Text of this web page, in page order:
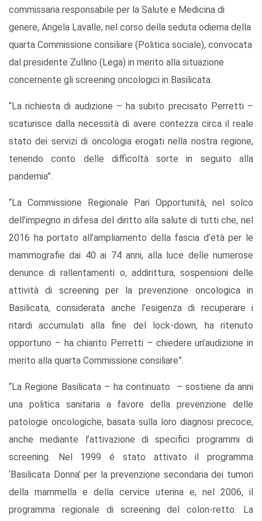
commissaria responsabile per la Salute e Medicina di
genere, Angela Lavalle, nel corso della seduta odierna della
quarta Commissione consiliare (Politica sociale), convocata
dal presidente Zullino (Lega) in merito alla situazione
concernente gli screening oncologici in Basilicata.
“La richiesta di audizione – ha subito precisato Perretti –
scaturisce dalla necessità di avere contezza circa il reale
stato dei servizi di oncologia erogati nella nostra regione,
tenendo conto delle difficoltà sorte in seguito alla
pandemia”.
“La Commissione Regionale Pari Opportunità, nel solco
dell’impegno in difesa del diritto alla salute di tutti che, nel
2016 ha portato all’ampliamento della fascia d’età per le
mammografie dai 40 ai 74 anni, alla luce delle numerose
denunce di rallentamenti o, addirittura, sospensioni delle
attività di screening per la prevenzione oncologica in
Basilicata, considerata anche l’esigenza di recuperare i
ritardi accumulati alla fine del lock-down, ha ritenuto
opportuno – ha chiarito Perretti – chiedere un’audizione in
merito alla quarta Commissione consiliare”.
“La Regione Basilicata – ha continuato – sostiene da anni
una politica sanitaria a favore della prevenzione delle
patologie oncologiche, basata sulla loro diagnosi precoce,
anche mediante l’attivazione di specifici programmi di
screening. Nel 1999 é stato attivato il programma
‘Basilicata Donna’ per la prevenzione secondaria dei tumori
della mammella e della cervice uterina e, nel 2006, il
programma regionale di screening del colon-retto. La